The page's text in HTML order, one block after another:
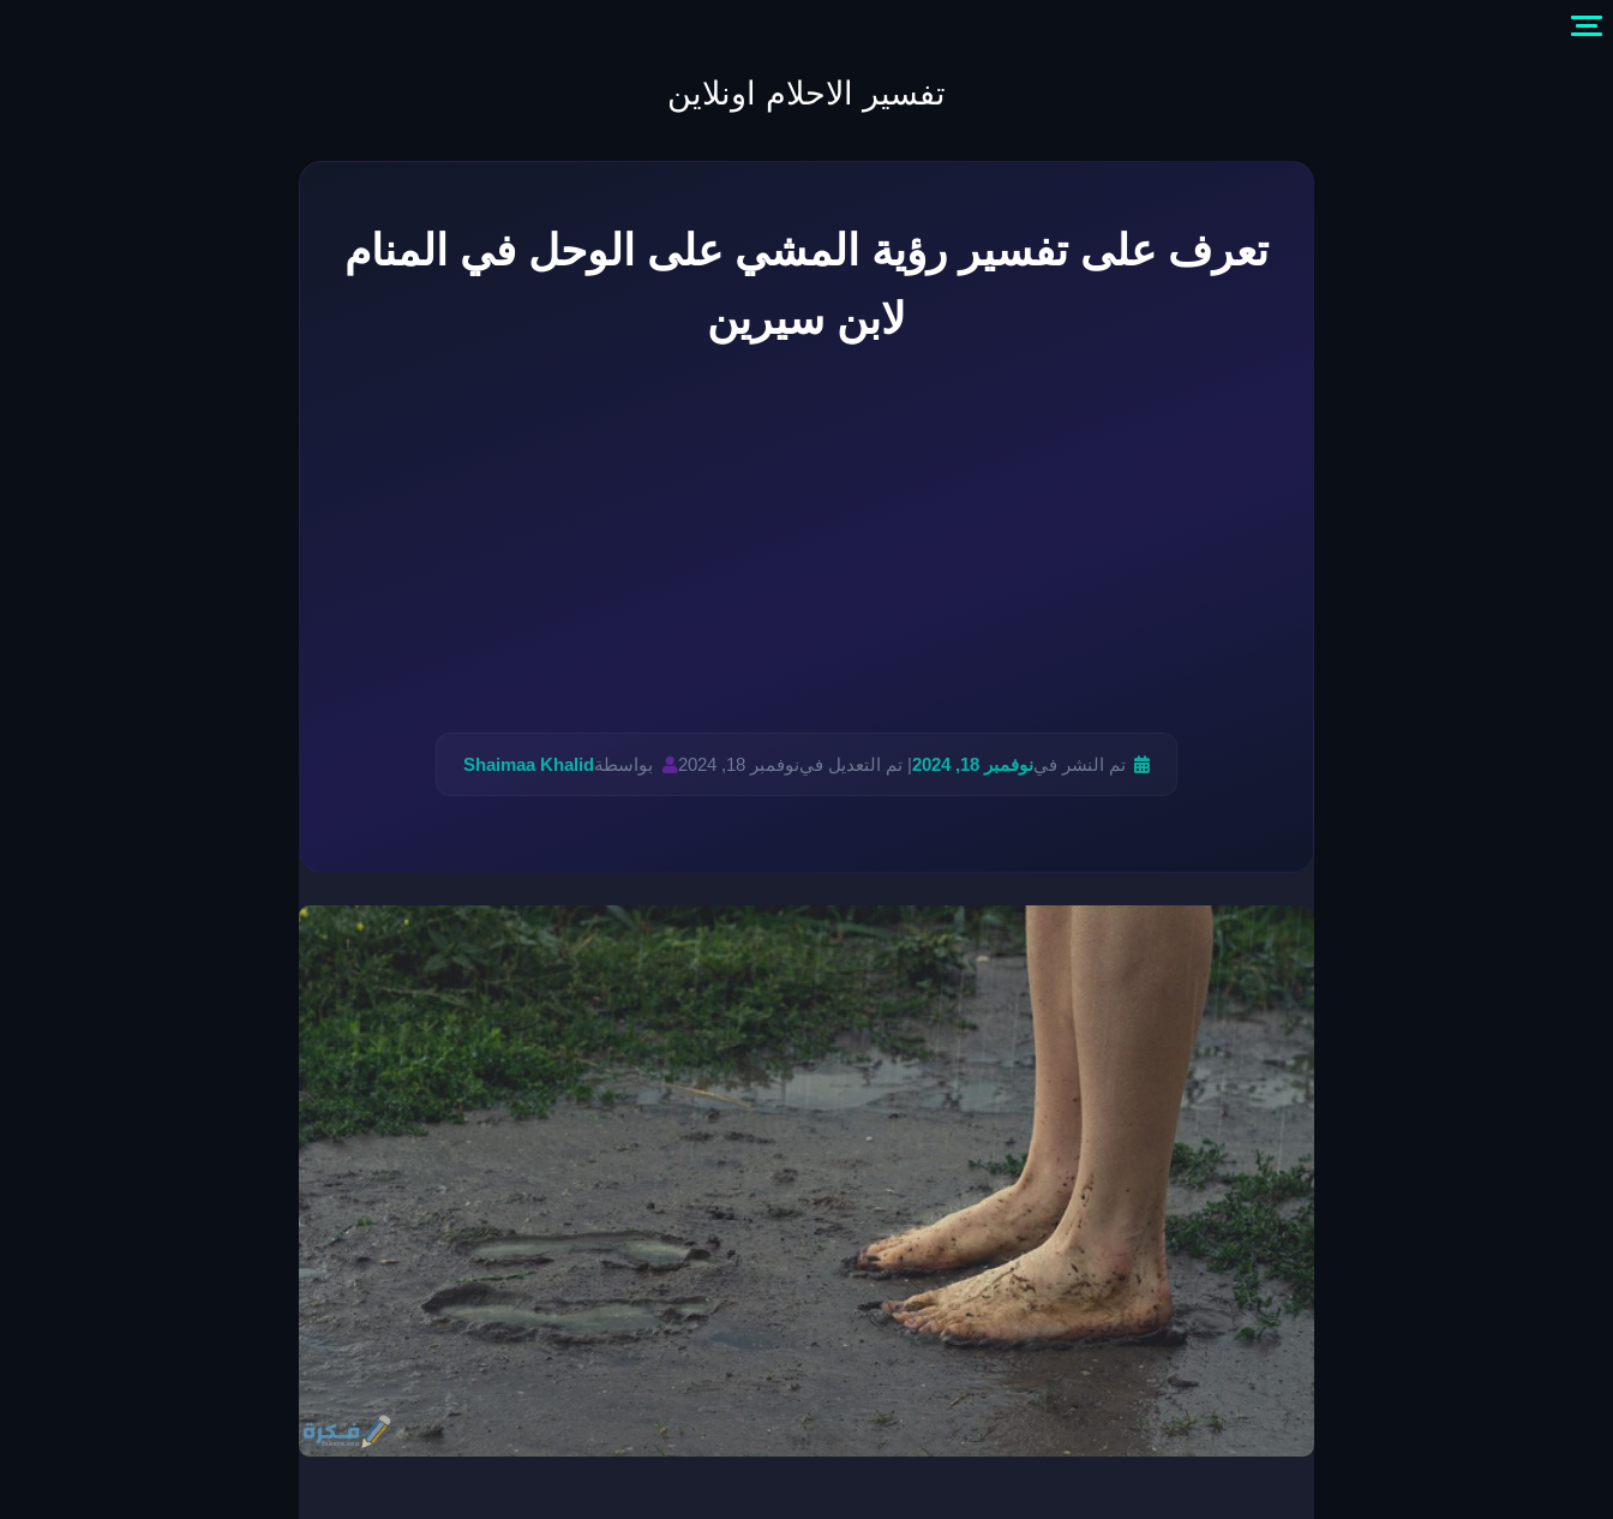
تفسير الاحلام اونلاين
تعرف على تفسير رؤية المشي على الوحل في المنام
لابن سيرين
تم النشر فينوفمبر 18, 2024 | تم التعديل فينوفمبر 18, 2024 بواسطةShaimaa Khalid